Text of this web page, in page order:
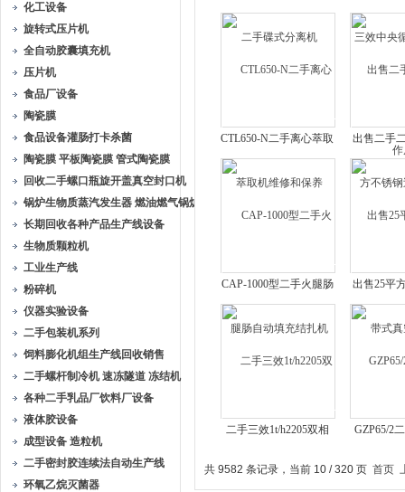
化工设备
旋转式压片机
全自动胶囊填充机
压片机
食品厂设备
陶瓷膜
食品设备灌肠打卡杀菌
陶瓷膜 平板陶瓷膜 管式陶瓷膜
回收二手螺口瓶旋开盖真空封口机
锅炉生物质蒸汽发生器 燃油燃气锅炉
长期回收各种产品生产线设备
生物质颗粒机
工业生产线
粉碎机
仪器实验设备
二手包装机系列
饲料膨化机组生产线回收销售
二手螺杆制冷机 速冻隧道 冻结机
各种二手乳品厂饮料厂设备
液体胶设备
成型设备 造粒机
二手密封胶连续法自动生产线
环氧乙烷灭菌器
碟式分离机
效中央循
CTL650-N二手离心萃取
机维修和保养
出售二手
不锈钢
CAP-1000型二手火腿肠
自动填充结扎机
出售25平
式真
二手三效1t/h2205双相
GZP65/2
共 9582 条记录，当前 10 / 320 页 首页